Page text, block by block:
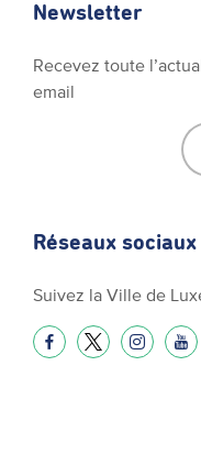
Newsletter
Recevez toute
email
Réseaux sociaux
Suivez la Ville de